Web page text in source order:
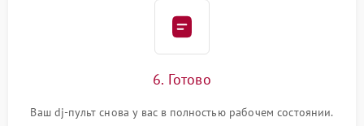
6. Готово
Ваш dj-пульт снова у вас в полностью рабочем состоянии.